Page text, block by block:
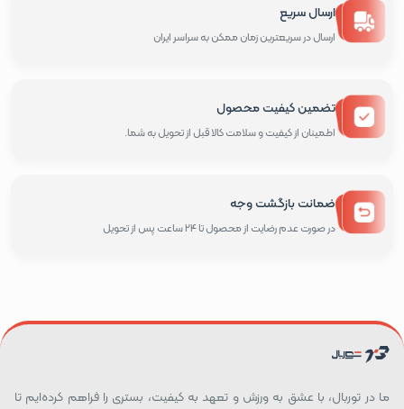
ارسال سریع
ارسال در سریعترین زمان ممکن به سراسر ایران
تضمین کیفیت محصول
اطمینان از کیفیت و سلامت کالا قبل از تحویل به شما.
ضمانت بازگشت وجه
در صورت عدم رضایت از محصول تا 24 ساعت پس از تحویل
ما در توربال، با عشق به ورزش و تعهد به کیفیت، بستری را فراهم کرده‌ایم تا